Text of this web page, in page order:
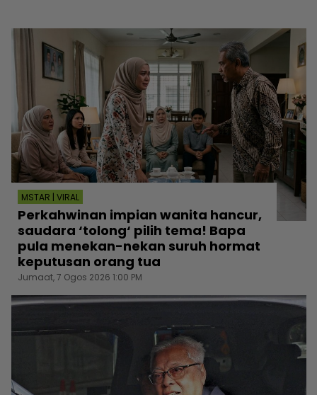
MSTAR | VIRAL
Perkahwinan impian wanita hancur,
saudara ‘tolong‘ pilih tema! Bapa
pula menekan-nekan suruh hormat
keputusan orang tua
Jumaat, 7 Ogos 2026 1:00 PM